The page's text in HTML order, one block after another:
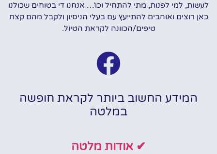
לעשות, למי לפנות, מתי להתחיל וכו'… אנחנו די בטוחים שכולנו
כאן רוצים ואוהבים להתייעץ עם בעלי הניסיון ולקבל מהם קצת
טיפים/הכוונה לקראת הטיול.
המידע החשוב ביותר לקראת חופשה
במלטה
✔ אודות מלטה